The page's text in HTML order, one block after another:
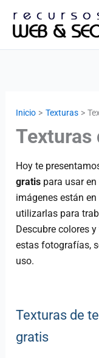
Inicio Texturas
Texturas
Hoy te
gratis para usar
imágenes están
utilizarlas para
Descubre colores
estas fotografías,
uso.
Texturas de
gratis